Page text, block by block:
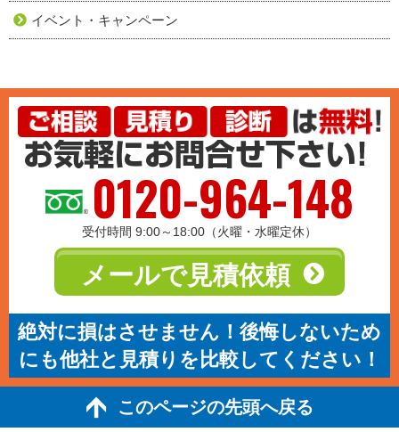
イベント・キャンペーン
0120-964-148
受付時間 9:00～18:00（火曜・水曜定休）
メールで見積依頼
絶対に損はさせません！後悔しないため
にも他社と見積りを比較してください！
このページの先頭へ戻る